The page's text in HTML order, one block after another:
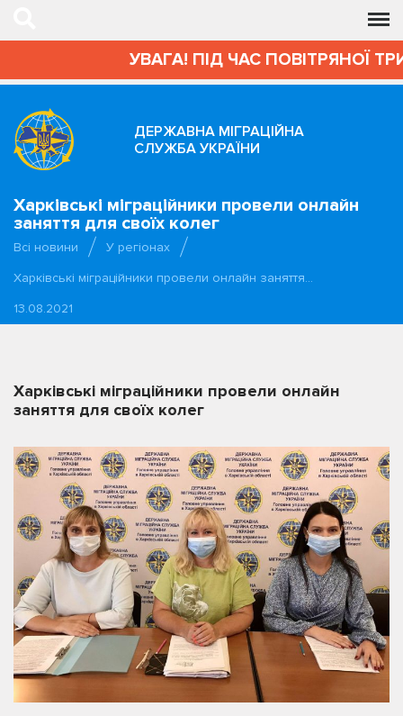
УВАГА! ПІД ЧАС ПОВІТРЯНОЇ
ДЕРЖАВНА МІГРАЦІЙНА
СЛУЖБА УКРАЇНИ
Харківські міграційники провели онлайн
заняття для своїх колег
Всі новини
У регіонах
Харківські міграційники провели онлайн заняття…
13.08.2021
Харківські міграційники провели онлайн
заняття для своїх колег